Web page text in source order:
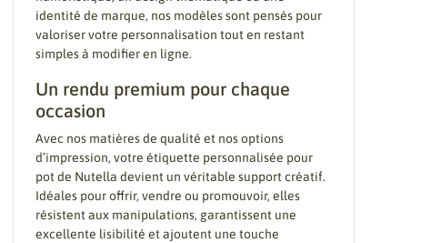
identité de marque, nos modèles sont pensés pour
valoriser votre personnalisation tout en restant
simples à modifier en ligne.
Un rendu premium pour chaque
occasion
Avec nos matières de qualité et nos options
d’impression, votre étiquette personnalisée pour
pot de Nutella devient un véritable support créatif.
Idéales pour offrir, vendre ou promouvoir, elles
résistent aux manipulations, garantissent une
excellente lisibilité et ajoutent une touche